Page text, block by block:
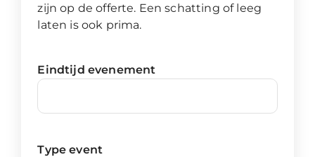
zijn op de offerte. Een schatting of leeg
laten is ook prima.
Eindtijd evenement
Type event